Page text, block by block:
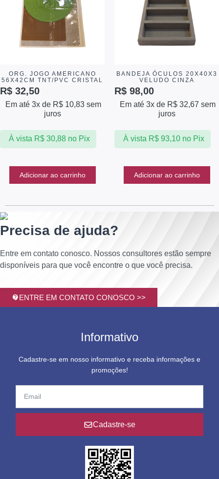
ORG. JOGO AMERICANO
56X42CM TNT/PVC CRISTAL
R$ 32,50
Em até 3x de R$ 10,83 sem
juros
À vista R$30,88 no Pix
Adicionar ao carrinho
BANDEJA ÓCULOS 20X40X3
VELUDO CINZA
R$ 98,00
Em até 3x de R$ 32,67 sem
juros
À vista R$93,10 no Pix
Adicionar ao carrinho
Precisa de ajuda?
Entre em contato conosco. Nossos consultores estão sempre
disponíveis para que você encontre o que você precisa.
ENTRE EM CONTATO CONOSCO >>
Informativo
Cadastre-se em nosso informativo e receba informações e
promoções!
Cadastre-se